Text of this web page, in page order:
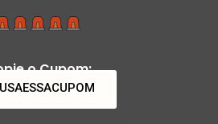
o Cupom:
USAESSACUPOM